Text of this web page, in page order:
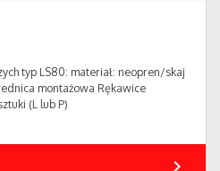
typ LS80: materiał: neopren/skaj
montażowa Rękawice
(L lub P)